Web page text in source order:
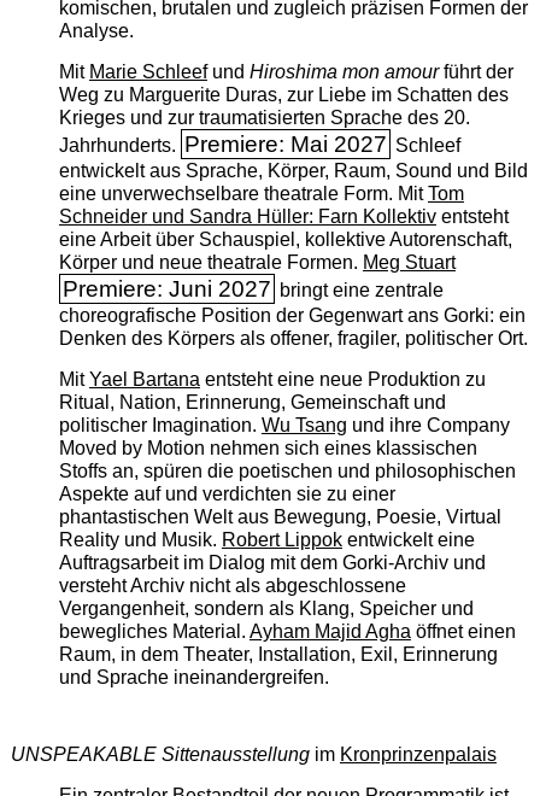
komischen, brutalen und zugleich präzisen Formen der
Analyse.
Mit Marie Schleefund Hiroshima mon amourführt der
Weg zu Marguerite Duras, zur Liebe im Schatten des
Krieges und zur traumatisierten Sprache des 20.
Jahrhunderts. Premiere: Mai 2027 Schleef
entwickelt aus Sprache, Körper, Raum, Sound und Bild
eine unverwechselbare theatrale Form. MitTom
Schneider und Sandra Hüller: Farn Kollektiventsteht
eine Arbeit über Schauspiel, kollektive Autorenschaft,
Körper und neue theatrale Formen. Meg Stuart
Premiere: Juni 2027 bringt eine zentrale
choreografische Position der Gegenwart ans Gorki: ein
Denken des Körpers als offener, fragiler, politischer Ort.
MitYael Bartanaentsteht eine neue Produktion zu
Ritual, Nation, Erinnerung, Gemeinschaft und
politischer Imagination. Wu Tsang und ihre Company
Moved by Motion nehmen sich eines klassischen
Stoffs an, spüren die poetischen und philosophischen
Aspekte auf und verdichten sie zu einer
phantastischen Welt aus Bewegung, Poesie, Virtual
Reality und Musik. Robert Lippokentwickelt eine
Auftragsarbeit im Dialog mit dem Gorki-Archiv und
versteht Archiv nicht als abgeschlossene
Vergangenheit, sondern als Klang, Speicher und
bewegliches Material. Ayham Majid Aghaöffnet einen
Raum, in dem Theater, Installation, Exil, Erinnerung
und Sprache ineinandergreifen.
UNSPEAKABLE Sittenausstellungim Kronprinzenpalais